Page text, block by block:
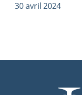
30 avril 2024